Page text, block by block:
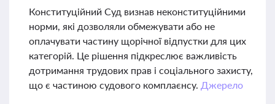
Конституційний Суд визнав неконституційними
норми, які дозволяли обмежувати або не
оплачувати частину щорічної відпустки для цих
категорій. Це рішення підкреслює важливість
дотримання трудових прав і соціального захисту,
що є частиною судового комплаєнсу. Джерело